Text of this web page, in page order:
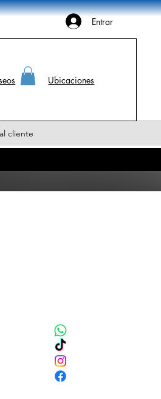
Entrar
cliente
Ubicaciones